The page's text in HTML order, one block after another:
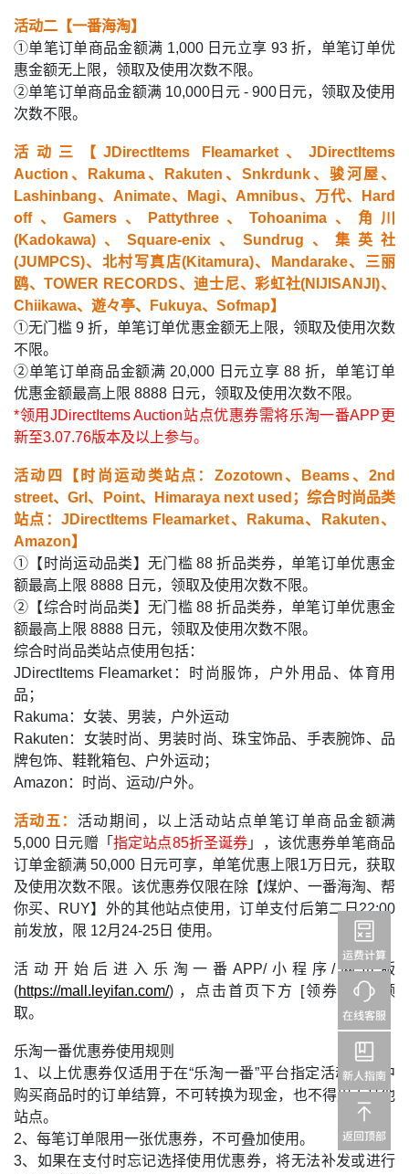
活动二【一番海淘】
①单笔订单商品金额满 1,000 日元立享 93 折，单笔订单优
惠金额无上限，领取及使用次数不限。
②单笔订单商品金额满 10,000日元 - 900日元，领取及使用
次数不限。
活动三【JDirectItems Fleamarket、JDirectItems
Auction、Rakuma、Rakuten、Snkrdunk、骏河屋、
Lashinbang、Animate、Magi、Amnibus、万代、Hard
off、Gamers、Pattythree、Tohoanima、角川
(Kadokawa)、Square-enix、Sundrug、集英社
(JUMPCS)、北村写真店(Kitamura)、Mandarake、三丽
鸥、TOWER RECORDS、迪士尼、彩虹社(NIJISANJI)、
Chiikawa、遊々亭、Fukuya、Sofmap】
①无门槛 9 折，单笔订单优惠金额无上限，领取及使用次数
不限。
②单笔订单商品金额满 20,000 日元立享 88 折，单笔订单
优惠金额最高上限 8888 日元，领取及使用次数不限。
*领用JDirectItems Auction站点优惠券需将乐淘一番APP更
新至3.07.76版本及以上参与。
活动四【时尚运动类站点：Zozotown、Beams、2nd
street、Grl、Point、Himaraya next used；综合时尚品类
站点：JDirectItems Fleamarket、Rakuma、Rakuten、
Amazon】
①【时尚运动品类】无门槛 88 折品类券，单笔订单优惠金
额最高上限 8888 日元，领取及使用次数不限。
②【综合时尚品类】无门槛 88 折品类券，单笔订单优惠金
额最高上限 8888 日元，领取及使用次数不限。
综合时尚品类站点使用包括：
JDirectItems Fleamarket：时尚服饰，户外用品、体育用
品；
Rakuma：女装、男装，户外运动
Rakuten：女装时尚、男装时尚、珠宝饰品、手表腕饰、品
牌包饰、鞋靴箱包、户外运动；
Amazon：时尚、运动/户外。
活动五： 活动期间，以上活动站点单笔订单商品金额满
5,000 日元赠「 指定站点85折圣诞券 」，该优惠券单笔商品
订单金额满 50,000 日元可享，单笔优惠上限1万日元，获取
及使用次数不限。该优惠券仅限在除【煤炉、一番海淘、帮
你买、RUY】外的其他站点使用，订单支付后第二日22:00
前发放，限 12月24-25日 使用。
活动开始后进入乐淘一番APP/小程序/网页版
(https://mall.leyifan.com/) ，点击首页下方 [领券中心] 领
取。
乐淘一番优惠券使用规则
1、以上优惠券仅适用于在“乐淘一番”平台指定活动站点中
购买商品时的订单结算，不可转换为现金，也不得用于其他
站点。
2、每笔订单限用一张优惠券，不可叠加使用。
3、如果在支付时忘记选择使用优惠券，将无法补发或进行